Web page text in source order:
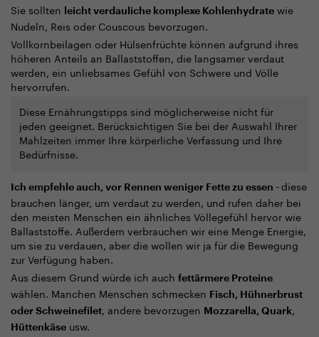
Sie sollten
leicht verdauliche komplexe Kohlenhydrate wie
Nudeln, Reis oder Couscous bevorzugen.
Vollkornbeilagen oder Hülsenfrüchte können aufgrund ihres
höheren Anteils an Ballaststoffen, die langsamer verdaut
werden, ein unliebsames Gefühl von Schwere und Völle
hervorrufen.
Diese Ernährungstipps sind möglicherweise nicht für
jeden geeignet. Berücksichtigen Sie bei der Auswahl Ihrer
Mahlzeiten immer Ihre körperliche Verfassung und Ihre
Bedürfnisse.
Ich empfehle auch, vor Rennen weniger Fette zu essen - diese
brauchen länger, um verdaut zu werden, und rufen daher bei
den meisten Menschen ein ähnliches Völlegefühl hervor wie
Ballaststoffe. Außerdem verbrauchen wir eine Menge Energie,
um sie zu verdauen, aber die wollen wir ja für die Bewegung
zur Verfügung haben.
Aus diesem Grund würde ich auch fettärmere Proteine
wählen. Manchen Menschen schmecken Fisch, Hühnerbrust
oder Schweinefilet, andere bevorzugen Mozzarella, Quark,
Hüttenkäse usw.